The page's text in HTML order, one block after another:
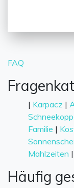
FAQ
| Karpacz |
Familie |
Mahlzeiten |
Häufig